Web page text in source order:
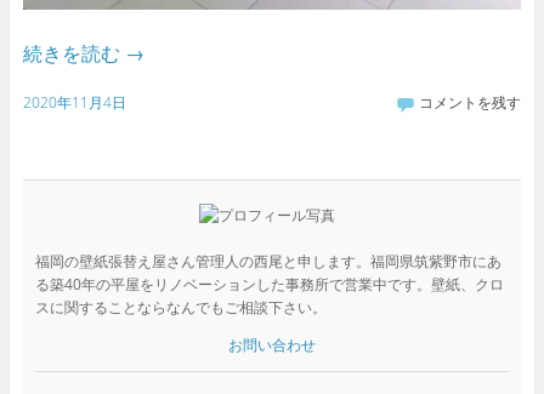
続きを読む →
2020年11月4日 コメントを残す
福岡の壁紙張替え屋さん管理人の西尾と申します。福岡県筑紫野市にあ
る築40年の平屋をリノベーションした事務所で営業中です。壁紙、クロ
スに関することならなんでもご相談下さい。
お問い合わせ